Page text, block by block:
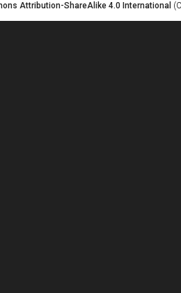
Attribution-ShareAlike 4.0 International